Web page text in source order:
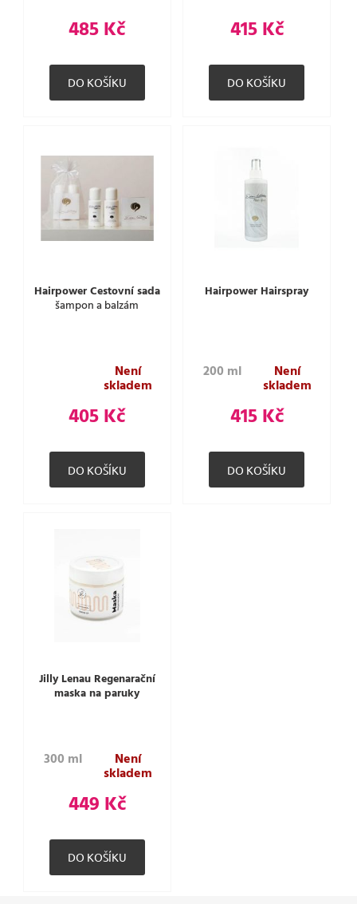
485 Kč 415 Kč
Hairpower Cestovní sada
šampon a balzám
Není
skladem
405 Kč
Hairpower Hairspray
200 ml Není
skladem
415 Kč
Jilly Lenau Regenarační
maska na paruky
300 ml Není
skladem
449 Kč